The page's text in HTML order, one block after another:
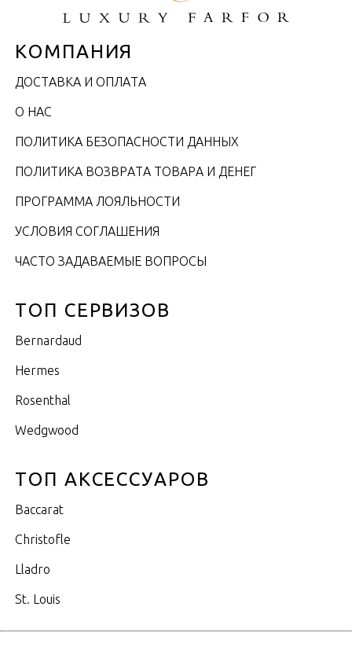
КОМПАНИЯ
ДОСТАВКА И ОПЛАТА
О НАС
ПОЛИТИКА БЕЗОПАСНОСТИ ДАННЫХ
ПОЛИТИКА ВОЗВРАТА ТОВАРА И ДЕНЕГ
ПРОГРАММА ЛОЯЛЬНОСТИ
УСЛОВИЯ СОГЛАШЕНИЯ
ЧАСТО ЗАДАВАЕМЫЕ ВОПРОСЫ
ТОП СЕРВИЗОВ
Bernardaud
Hermes
Rosenthal
Wedgwood
ТОП АКСЕССУАРОВ
Baccarat
Christofle
Lladro
St. Louis